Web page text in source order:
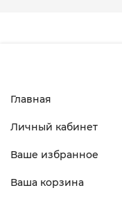
Главная
Личный кабинет
Ваше избранное
Ваша корзина